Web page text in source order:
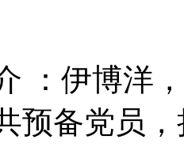
：伊博洋
预备党员